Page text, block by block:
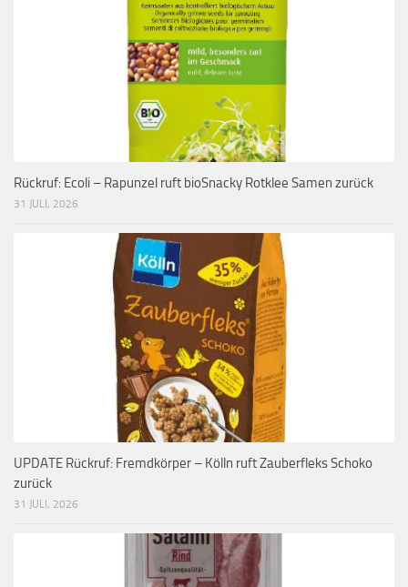
Rückruf: Ecoli – Rapunzel ruft bioSnacky Rotklee Samen zurück
31 JULI, 2026
UPDATE Rückruf: Fremdkörper – Kölln ruft Zauberfleks Schoko
zurück
31 JULI, 2026